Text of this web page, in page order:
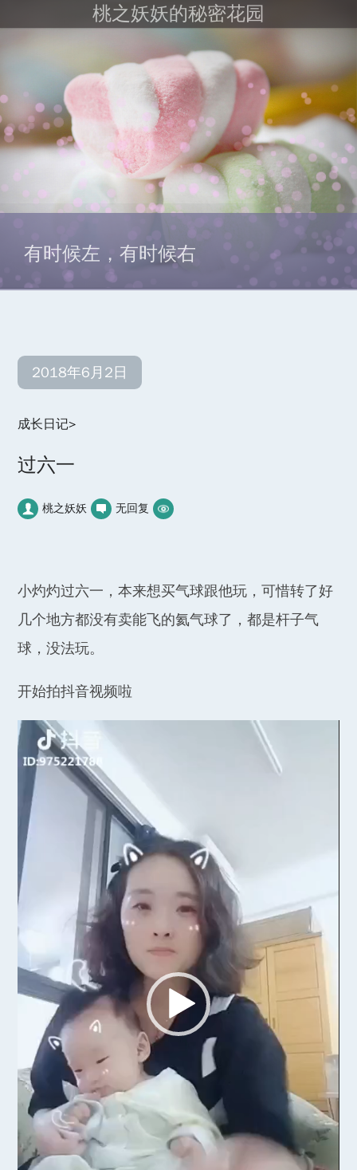
桃之妖妖的秘密花园
有时候左，有时候右
2018年6月2日
成长日记>
过六一
桃之妖妖 无回复
小灼灼过六一，本来想买气球跟他玩，可惜转了好
几个地方都没有卖能飞的氦气球了，都是杆子气
球，没法玩。
开始拍抖音视频啦
视
频
放
器